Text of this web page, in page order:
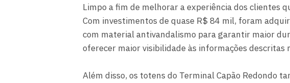
Limpo a fim de melhorar a experiência dos clientes
Com investimentos de quase R$ 84 mil, foram
com material antivandalismo para garantir maior
oferecer maior visibilidade às informações descritas
Além disso, os totens do Terminal Capão Redondo